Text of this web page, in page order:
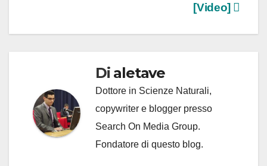
[Video]
Di aletave
Dottore in Scienze Naturali,
copywriter e blogger presso
Search On Media Group.
Fondatore di questo blog.